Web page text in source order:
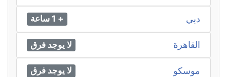
دبي + 1 ساعة
القاهرة لا يوجد فرق
موسكو لا يوجد فرق